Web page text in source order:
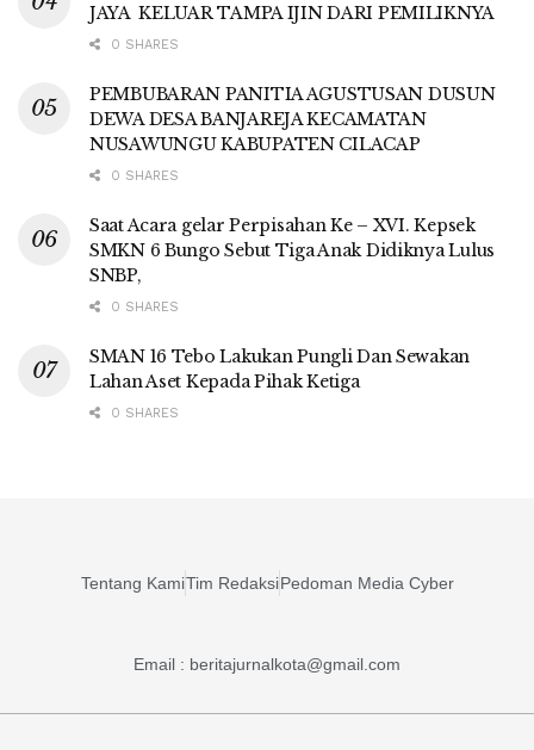
JAYA KELUAR TAMPA IJIN DARI PEMILIKNYA
0 SHARES
PEMBUBARAN PANITIA AGUSTUSAN DUSUN
DEWA DESA BANJAREJA KECAMATAN
NUSAWUNGU KABUPATEN CILACAP
0 SHARES
Saat Acara gelar Perpisahan Ke – XVI. Kepsek
SMKN 6 Bungo Sebut Tiga Anak Didiknya Lulus
SNBP,
0 SHARES
SMAN 16 Tebo Lakukan Pungli Dan Sewakan
Lahan Aset Kepada Pihak Ketiga
0 SHARES
Tentang KamiTim RedaksiPedoman Media Cyber
Email : beritajurnalkota@gmail.com